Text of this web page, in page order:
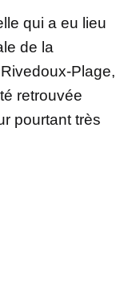
qui a eu lieu
de la
Plage,
retrouvée
pourtant très